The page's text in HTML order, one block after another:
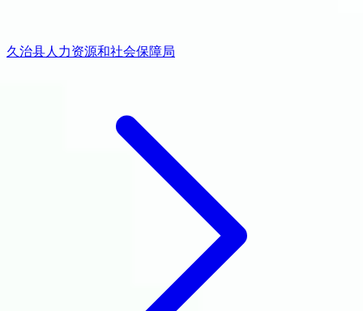
久治县人力资源和社会保障局